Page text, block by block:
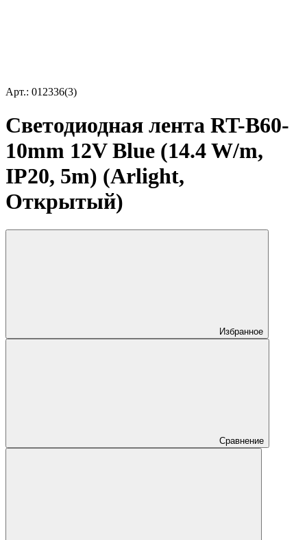
Арт.: 012336(3)
Светодиодная лента RT-B60-
10mm 12V Blue (14.4 W/m,
IP20, 5m) (Arlight,
Открытый)
Избранное
Сравнение